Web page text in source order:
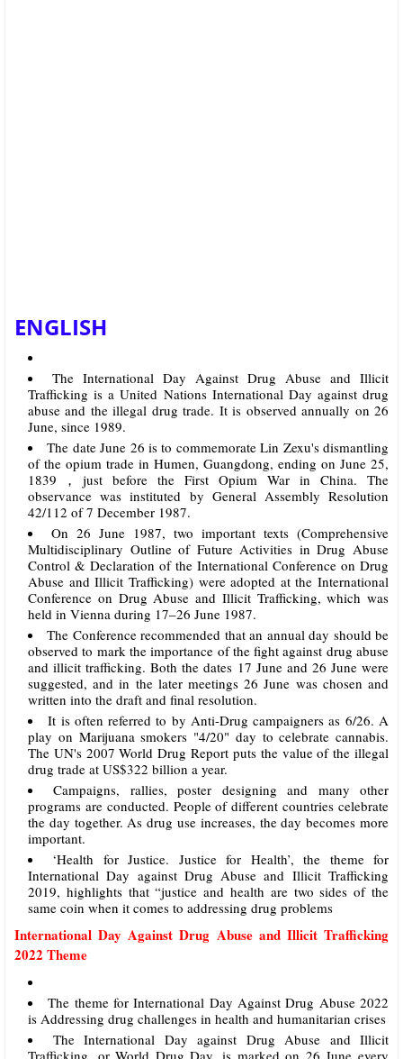
ENGLISH
The International Day Against Drug Abuse and Illicit
Trafficking is a United Nations International Day against drug
abuse and the illegal drug trade. It is observed annually on 26
June, since 1989.
The date June 26 is to commemorate Lin Zexu's dismantling
of the opium trade in Humen, Guangdong, ending on June 25,
1839，just before the First Opium War in China. The
observance was instituted by General Assembly Resolution
42/112 of 7 December 1987.
On 26 June 1987, two important texts (Comprehensive
Multidisciplinary Outline of Future Activities in Drug Abuse
Control & Declaration of the International Conference on Drug
Abuse and Illicit Trafficking) were adopted at the International
Conference on Drug Abuse and Illicit Trafficking, which was
held in Vienna during 17–26 June 1987.
The Conference recommended that an annual day should be
observed to mark the importance of the fight against drug abuse
and illicit trafficking. Both the dates 17 June and 26 June were
suggested, and in the later meetings 26 June was chosen and
written into the draft and final resolution.
It is often referred to by Anti-Drug campaigners as 6/26. A
play on Marijuana smokers "4/20" day to celebrate cannabis.
The UN's 2007 World Drug Report puts the value of the illegal
drug trade at US$322 billion a year.
Campaigns, rallies, poster designing and many other
programs are conducted. People of different countries celebrate
the day together. As drug use increases, the day becomes more
important.
‘Health for Justice. Justice for Health’, the theme for
International Day against Drug Abuse and Illicit Trafficking
2019, highlights that “justice and health are two sides of the
same coin when it comes to addressing drug problems
International Day Against Drug Abuse and Illicit Trafficking
2022 Theme
The theme for International Day Against Drug Abuse 2022
is Addressing drug challenges in health and humanitarian crises
The International Day against Drug Abuse and Illicit